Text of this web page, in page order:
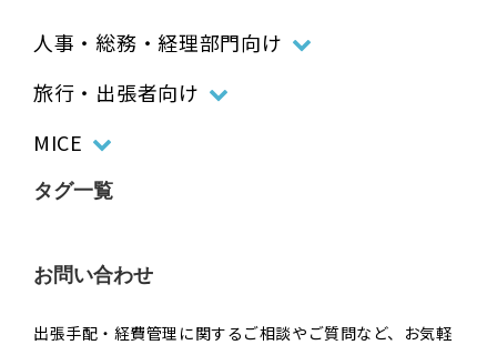
人事・総務・経理部門向け
旅行・出張者向け
MICE
タグ一覧
お問い合わせ
出張手配・経費管理に関するご相談やご質問など、お気軽